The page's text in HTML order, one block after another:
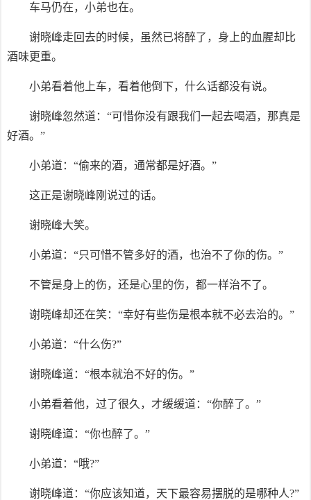
车马仍在，小弟也在。
谢晓峰走回去的时候，虽然已将醉了，身上的血腥却比
酒味更重。
小弟看着他上车，看着他倒下，什么话都没有说。
谢晓峰忽然道：“可惜你没有跟我们一起去喝酒，那真是
好酒。”
小弟道：“偷来的酒，通常都是好酒。”
这正是谢晓峰刚说过的话。
谢晓峰大笑。
小弟道：“只可惜不管多好的酒，也治不了你的伤。”
不管是身上的伤，还是心里的伤，都一样治不了。
谢晓峰却还在笑：“幸好有些伤是根本就不必去治的。”
小弟道：“什么伤?”
谢晓峰道：“根本就治不好的伤。”
小弟看着他，过了很久，才缓缓道：“你醉了。”
谢晓峰道：“你也醉了。”
小弟道：“哦?”
谢晓峰道：“你应该知道，天下最容易摆脱的是哪种人?”